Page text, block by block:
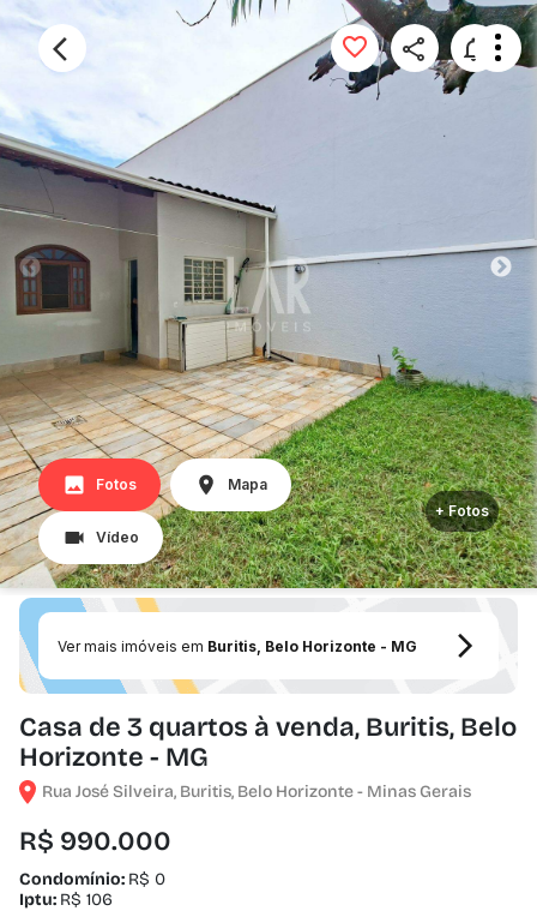
Fotos Mapa
Vídeo
+ Fotos
Ver mais imóveis em Buritis, Belo Horizonte - MG
Casa de 3 quartos à venda, Buritis, Belo
Horizonte - MG
Rua José Silveira, Buritis, Belo Horizonte - Minas Gerais
R$ 990.000
Condomínio: R$ 0
Iptu: R$ 106